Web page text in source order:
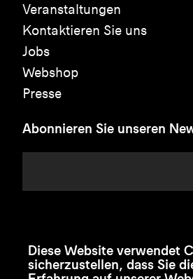
Veranstaltungen
Kontaktieren Sie uns
Jobs
Webshop
Presse
Abonnieren Sie unseren
Diese Website verwendet
sicherzustellen, dass Sie